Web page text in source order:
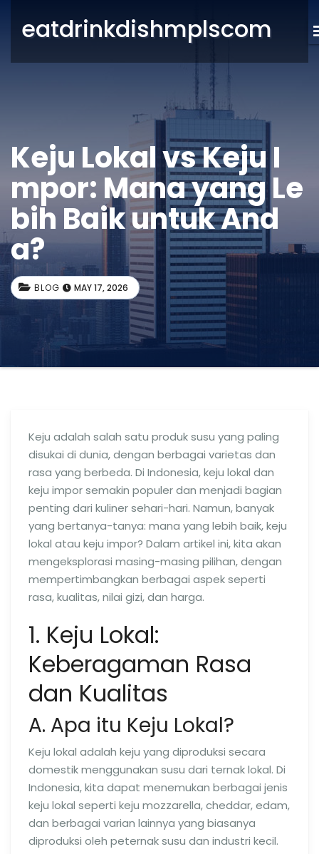
eatdrinkdishmplscom
Keju Lokal vs Keju I
mpor: Mana yang Le
bih Baik untuk And
a?
BLOG MAY 17, 2026
Keju adalah salah satu produk susu yang paling
disukai di dunia, dengan berbagai varietas dan
rasa yang berbeda. Di Indonesia, keju lokal dan
keju impor semakin populer dan menjadi bagian
penting dari kuliner sehari-hari. Namun, banyak
yang bertanya-tanya: mana yang lebih baik, keju
lokal atau keju impor? Dalam artikel ini, kita akan
mengeksplorasi masing-masing pilihan, dengan
mempertimbangkan berbagai aspek seperti
rasa, kualitas, nilai gizi, dan harga.
1. Keju Lokal:
Keberagaman Rasa
dan Kualitas
A. Apa itu Keju Lokal?
Keju lokal adalah keju yang diproduksi secara
domestik menggunakan susu dari ternak lokal. Di
Indonesia, kita dapat menemukan berbagai jenis
keju lokal seperti keju mozzarella, cheddar, edam,
dan berbagai varian lainnya yang biasanya
diproduksi oleh peternak susu dan industri kecil.